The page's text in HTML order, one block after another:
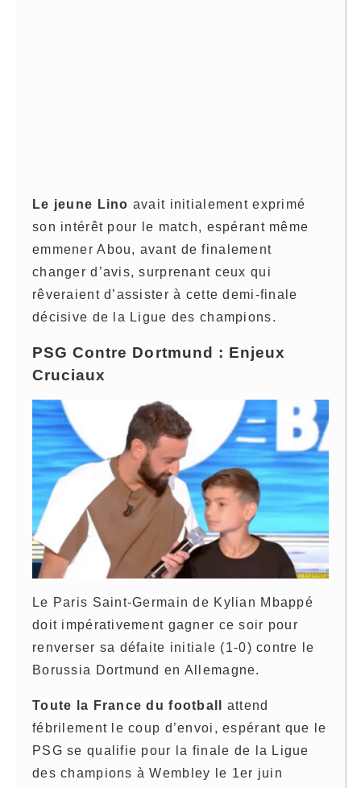
Le jeune Lino avait initialement exprimé
son intérêt pour le match, espérant même
emmener Abou, avant de finalement
changer d’avis, surprenant ceux qui
rêveraient d’assister à cette demi-finale
décisive de la Ligue des champions.
PSG Contre Dortmund : Enjeux
Cruciaux
Le Paris Saint-Germain de Kylian Mbappé
doit impérativement gagner ce soir pour
renverser sa défaite initiale (1-0) contre le
Borussia Dortmund en Allemagne.
Toute la France du football
attend
fébrilement le coup d’envoi, espérant que le
PSG se qualifie pour la finale de la Ligue
des champions à Wembley le 1er juin